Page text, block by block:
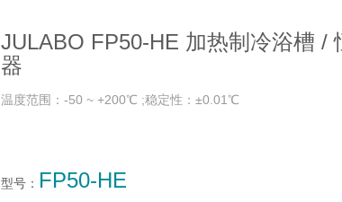
JULABO FP50-HE 加热制冷浴槽 /
器
温度范围：-50 ~ +200℃ ;稳定性：±0.01℃
型号： FP50-HE